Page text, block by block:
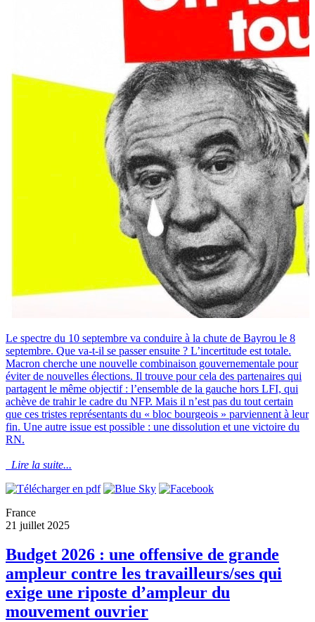
Le spectre du 10 septembre va conduire à la chute de Bayrou le 8
septembre. Que va-t-il se passer ensuite ? L’incertitude est totale.
Macron cherche une nouvelle combinaison gouvernementale pour
éviter de nouvelles élections. Il trouve pour cela des partenaires qui
partagent le même objectif : l’ensemble de la gauche hors LFI, qui
achève de trahir le cadre du NFP. Mais il n’est pas du tout certain
que ces tristes représentants du « bloc bourgeois » parviennent à leur
fin. Une autre issue est possible : une dissolution et une victoire du
RN.
Lire la suite...
France
21 juillet 2025
Budget 2026 : une offensive de grande
ampleur contre les travailleurs/ses qui
exige une riposte d’ampleur du
mouvement ouvrier